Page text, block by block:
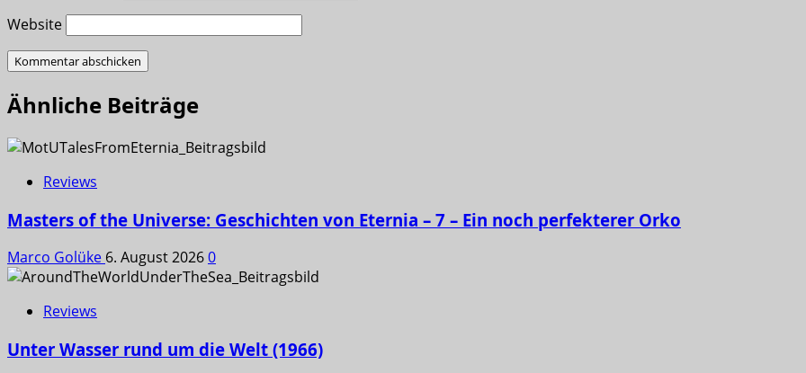
Website
Ähnliche Beiträge
Reviews
Masters of the Universe: Geschichten von Eternia – 7 – Ein noch perfekterer Orko
Marco Golüke 6. August 20260
Reviews
Unter Wasser rund um die Welt (1966)